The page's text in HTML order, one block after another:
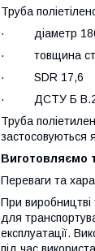
Труба
· діаметр
· товщина
· SDR 17,6
· ДСТУ Б
Труба
застосовуються
Виготовляємо
Переваги та
При виробництві
для
експлуатації.
під час